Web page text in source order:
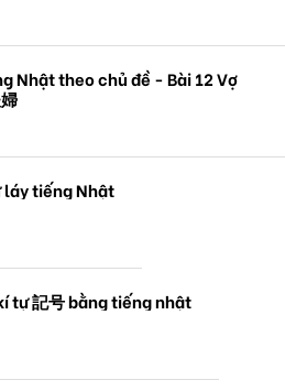
Nhật theo chủ đề - Bài 12 Vợ
láy tiếng Nhật
tự 記号 bằng tiếng nhật